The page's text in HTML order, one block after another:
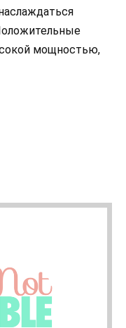
мощностью,